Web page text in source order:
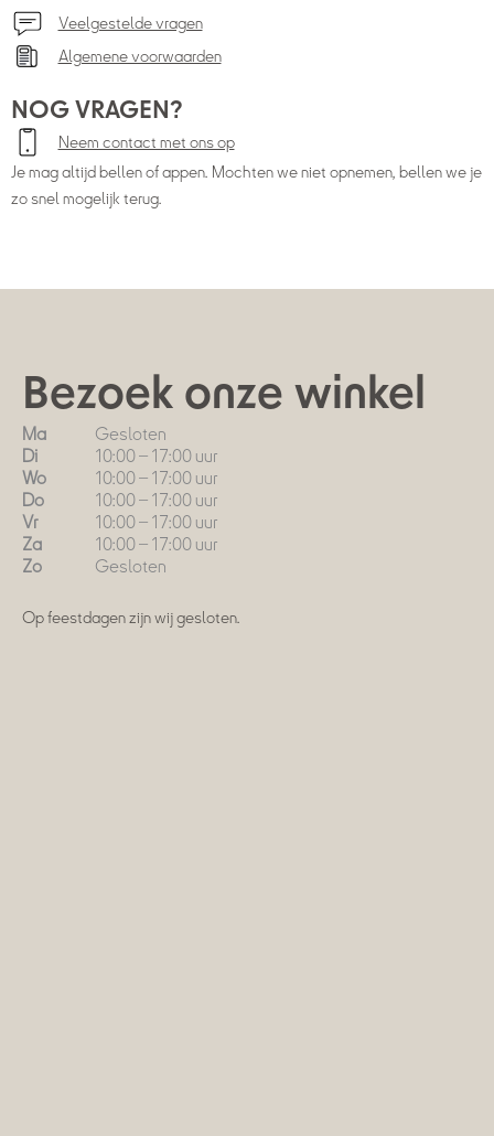
Veelgestelde vragen
Algemene voorwaarden
NOG VRAGEN?
Neem contact met ons op
Je mag altijd bellen of appen. Mochten we niet opnemen, bellen we je
zo snel mogelijk terug.
Bezoek onze winkel
Ma
Gesloten
Di
10:00 – 17:00 uur
Wo
10:00 – 17:00 uur
Do
10:00 – 17:00 uur
Vr
10:00 – 17:00 uur
Za
10:00 – 17:00 uur
Zo
Gesloten
Op feestdagen zijn wij gesloten.